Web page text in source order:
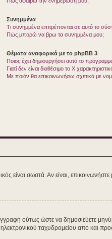
Συνημμένα
Τι συνημμένα επιτρέπονται σε αυτό το
Πώς μπορώ να βρω τα συνημμένα μου;
Θέματα αναφορικά με το phpBB 3
Ποιος έχει δημιουργήσει αυτό το
Γιατί δεν είναι διαθέσιμο το Χ
Με ποιόν θα επικοινωνήσω σχετικά με
σωστά. Αν είναι, επικοινωνήστε
ούτως ώστε να δημοσιεύετε
ταχυδρομείου από και